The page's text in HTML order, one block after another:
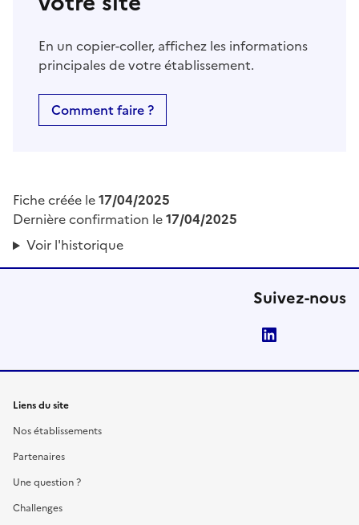
En un copier-coller, affichez les informations
principales de votre établissement.
Comment faire ?
Fiche créée le17/04/2025
Dernière confirmation le17/04/2025
Voir l'historique
Suivez-nous
Liens du site
Nos établissements
Partenaires
Une question ?
Challenges